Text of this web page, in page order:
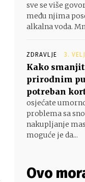
sve se više
među njima
alkalna voda.
ZDRAVLJE 3.
Kako
prirodnim
potreban
osjećate
problema sa
nakupljanje
moguće je da...
Ovo